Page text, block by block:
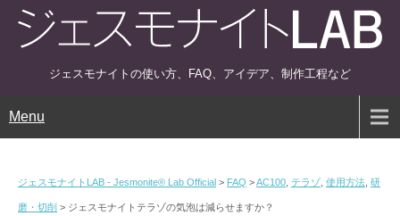
ジェスモナイトの使い方、FAQ、アイデア、制作工程など
Menu
ジェスモナイトLAB - Jesmonite® Lab Official > FAQ >AC100 テラゾ 使用方法 研
磨・切削 > ジェスモナイトテラゾの気泡は減らせますか？